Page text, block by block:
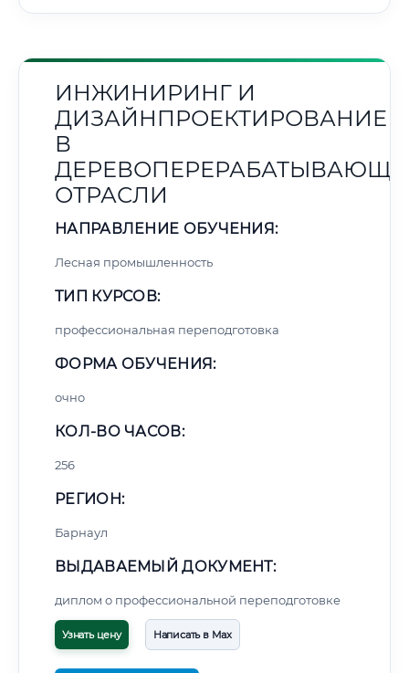
ИНЖИНИРИНГ И
ДИЗАЙНПРОЕКТИРОВАНИЕ
В
ОТРАСЛИ
НАПРАВЛЕНИЕ ОБУЧЕНИЯ:
Лесная промышленность
ТИП КУРСОВ:
профессиональная переподготовка
ФОРМА ОБУЧЕНИЯ:
очно
КОЛ-ВО ЧАСОВ:
256
РЕГИОН:
Барнаул
ВЫДАВАЕМЫЙ ДОКУМЕНТ:
диплом о профессиональной переподготовке
Узнать цену Написать в Max